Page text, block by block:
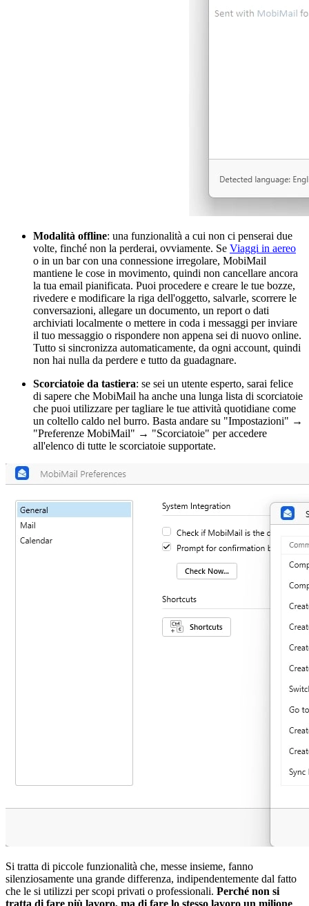
Modalità offline: una funzionalità a cui non ci penserai due
volte, finché non la perderai, ovviamente. Se Viaggi in aereo
o in un bar con una connessione irregolare, MobiMail
mantiene le cose in movimento, quindi non cancellare ancora
la tua email pianificata. Puoi procedere e creare le tue bozze,
rivedere e modificare la riga dell'oggetto, salvarle, scorrere le
conversazioni, allegare un documento, un report o dati
archiviati localmente o mettere in coda i messaggi per inviare
il tuo messaggio o rispondere non appena sei di nuovo online.
Tutto si sincronizza automaticamente, da ogni account, quindi
non hai nulla da perdere e tutto da guadagnare.
Scorciatoie da tastiera: se sei un utente esperto, sarai felice
di sapere che MobiMail ha anche una lunga lista di scorciatoie
che puoi utilizzare per tagliare le tue attività quotidiane come
un coltello caldo nel burro. Basta andare su "Impostazioni" →
"Preferenze MobiMail" → "Scorciatoie" per accedere
all'elenco di tutte le scorciatoie supportate.
Si tratta di piccole funzionalità che, messe insieme, fanno
silenziosamente una grande differenza, indipendentemente dal fatto
che le si utilizzi per scopi privati o professionali. Perché non si
tratta di fare più lavoro, ma di fare lo stesso lavoro un milione